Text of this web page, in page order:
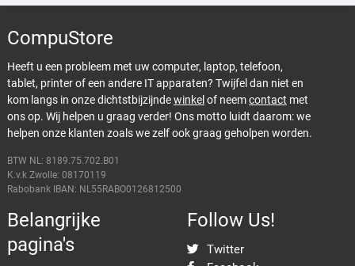
CompuStore
Heeft u een probleem met uw computer, laptop, telefoon,
tablet, printer of een andere IT apparaten? Twijfel dan niet en
kom langs in onze dichtstbijzijndewinkel of neemcontact met
ons op. Wij helpen u graag verder! Ons motto luidt daarom: we
helpen onze klanten zoals we zelf ook graag geholpen worden.
BTW NL: 8189.75.702.B01
K.v.k Zwolle: 08170119
Rabobank IBAN: NL55RABO0126812500
Belangrijke
pagina's
Follow Us!
Twitter